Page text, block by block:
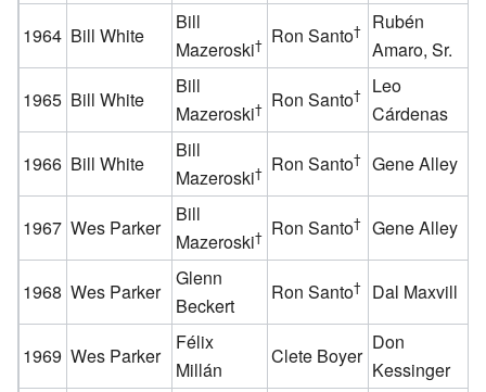
1964 Bill White
Bill
Mazeroski† Ron Santo†
Rubén
Amaro, Sr.
1965 Bill White
Bill
Mazeroski† Ron Santo†
Leo
Cárdenas
1966 Bill White
Bill
Mazeroski† Ron Santo† Gene Alley
1967 Wes Parker
Bill
Mazeroski† Ron Santo† Gene Alley
1968 Wes Parker
Glenn
Beckert
Ron Santo† Dal Maxvill
1969 Wes Parker
Félix
Millán
Clete Boyer
Don
Kessinger